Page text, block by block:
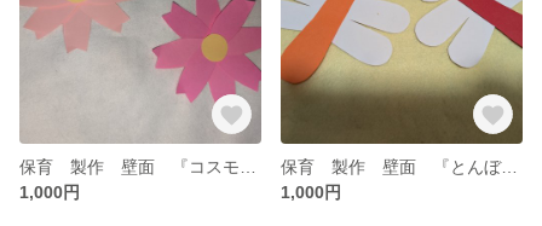
1,000円
保育 製作 壁面 『とんぼ』✕20
1,000円